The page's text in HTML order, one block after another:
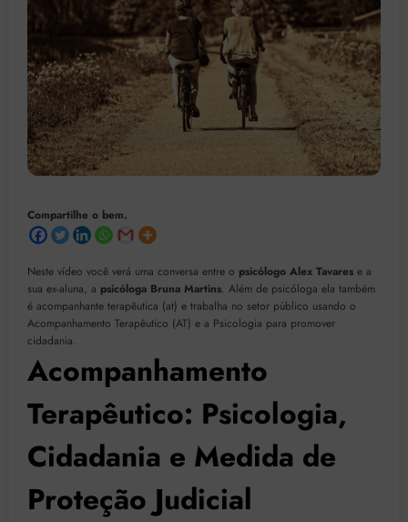
Compartilhe o bem.
Neste vídeo você verá uma conversa entre o psicólogo Alex Tavares e a
sua ex-aluna, a psicóloga Bruna Martins. Além de psicóloga ela também
é acompanhante terapêutica (at) e trabalha no setor público usando o
Acompanhamento Terapêutico (AT) e a Psicologia para promover
cidadania.
Acompanhamento
Terapêutico: Psicologia,
Cidadania e Medida de
Proteção Judicial